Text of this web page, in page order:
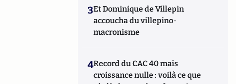
3Et Dominique de Villepin
accoucha du villepino-
macronisme
4Record du CAC 40 mais
croissance nulle : voilà ce que